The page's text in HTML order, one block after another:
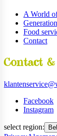
A World
Food
Contact
Contact
Facebook
Instagram
select region: